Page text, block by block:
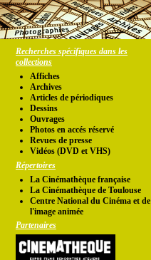
Recherches spécifiques dans les
collections
Affiches
Archives
Articles de périodiques
Dessins
Ouvrages
Photos en accés réservé
Revues de presse
Vidéos (DVD et VHS)
Répertoires
La Cinémathèque française
La Cinémathèque de Toulouse
Centre National du Cinéma et de
l'image animée
Partenaires